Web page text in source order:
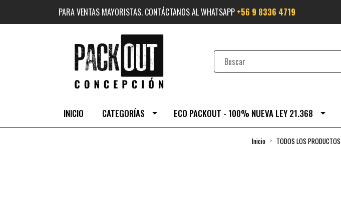
PARA VENTAS MAYORISTAS. CONTÁCTANOS AL WHATSAPP +56 9 8336 4719
INICIO CATEGORÍAS ECO PACKOUT - 100% NUEVA LEY 21.368
Inicio TODOS LOS PRODUCTOS